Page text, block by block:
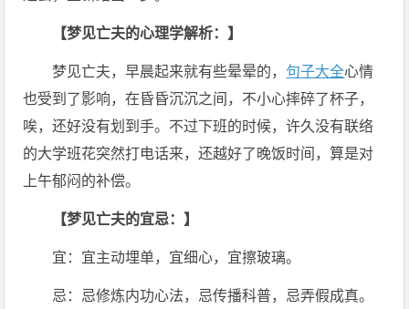
【梦见亡夫的心理学解析：】
梦见亡夫，早晨起来就有些晕晕的， 句子大全心情
也受到了影响，在昏昏沉沉之间，不小心摔碎了杯子，
唉，还好没有划到手。不过下班的时候，许久没有联络
的大学班花突然打电话来，还越好了晚饭时间，算是对
上午郁闷的补偿。
【梦见亡夫的宜忌：】
宜：宜主动埋单，宜细心，宜擦玻璃。
忌：忌修炼内功心法，忌传播科普，忌弄假成真。